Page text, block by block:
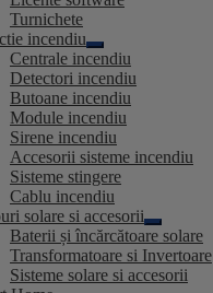
Turnichete
incendiu
Extinde
meniul
copil
Centrale incendiu
Detectori incendiu
Butoane incendiu
Module incendiu
Sirene incendiu
Accesorii sisteme incendiu
Sisteme stingere
Cablu incendiu
solare si accesorii
Extinde
meniul
copil
Baterii și încărcătoare solare
Transformatoare si Invertoare
Sisteme solare si accesorii